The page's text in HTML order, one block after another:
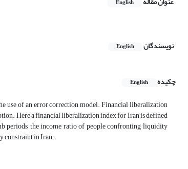
English
نویسندگان English
چکیده English
use of an error correction model. Financial liberalization
Here a financial liberalization index for Iran is defined
periods, the income ratio of people confronting liquidity
constraint in Iran.